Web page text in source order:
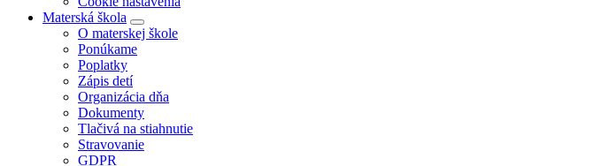
Materská škola
O materskej škole
Ponúkame
Poplatky
Zápis detí
Organizácia dňa
Dokumenty
Tlačivá na stiahnutie
Stravovanie
GDPR